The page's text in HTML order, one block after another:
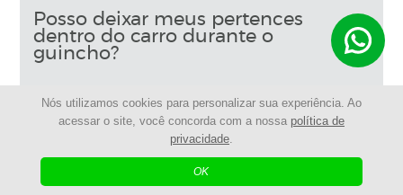
Nós utilizamos cookies para personalizar sua experiência. Ao
acessar o site, você concorda com a nossa política de
privacidade.
OK
Posso deixar meus pertences
dentro do carro durante o
guincho?
Em que dias e horários a
Guinchos Costeira está